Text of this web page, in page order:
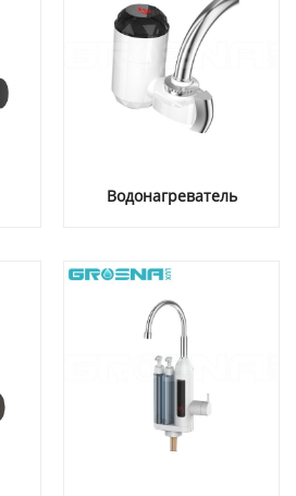
Водонагреватель